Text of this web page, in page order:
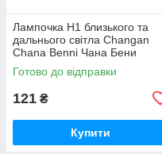
Лампочка Н1 близького та
дальнього світла Changan
Chana Benni Чана Бени
Бенни Бенні Бені
Готово до відправки
121 ₴
Купити